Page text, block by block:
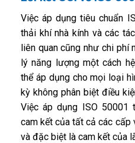
Việc áp dụng tiêu chuẩn
thải khí nhà kính và các
liên quan cũng như chi phí
lý năng lượng một cách
thể áp dụng cho mọi loại
kỳ không phân biệt điều
Việc áp dụng ISO 50001
cam kết của tất cả các cấp
và đặc biệt là cam kết của